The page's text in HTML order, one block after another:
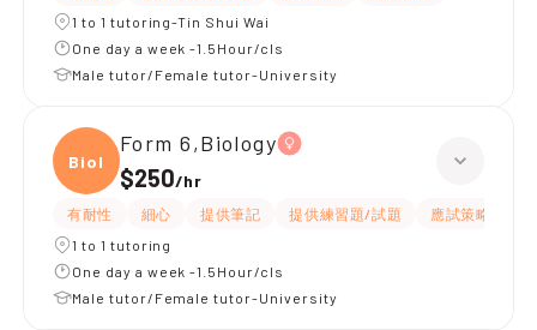
1 to 1 tutoring-Tin Shui Wai
One day a week -1.5Hour/cls
Male tutor/Female tutor-University
Biolo
Form 6,Biology
$250/hr
有耐性 細心 提供筆記 提供練習題/試題
應試策略
1 to 1 tutoring
One day a week -1.5Hour/cls
Male tutor/Female tutor-University